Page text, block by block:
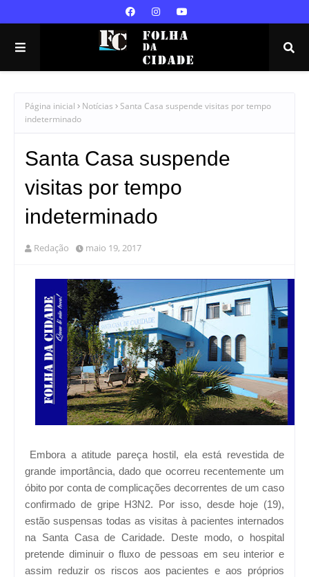
Página inicial Notícias
Santa Casa suspende visitas por tempo
indeterminado
Santa Casa suspende
visitas por tempo
indeterminado
Redação maio 19, 2017
Embora a atitude pareça hostil, ela está revestida de
grande importância, dado que ocorreu recentemente um
óbito por conta de complicações decorrentes de um caso
confirmado de gripe H3N2. Por isso, desde hoje (19),
estão suspensas todas as visitas à pacientes internados
na Santa Casa de Caridade. Deste modo, o hospital
pretende diminuir o fluxo de pessoas em seu interior e
assim reduzir os riscos aos pacientes e aos próprios